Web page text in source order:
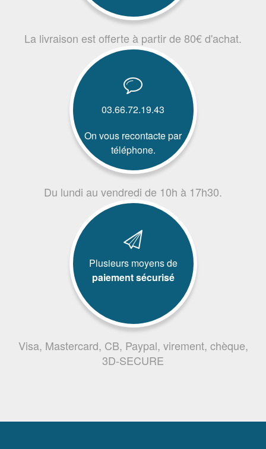
La livraison est offerte à partir de 80€ d'achat.
03.66.72.19.43
On vous recontacte par
téléphone.
Du lundi au vendredi de 10h à 17h30.
Plusieurs moyens de
paiement sécurisé
Visa, Mastercard, CB, Paypal, virement, chèque,
3D-SECURE